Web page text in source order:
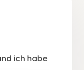
ich habe